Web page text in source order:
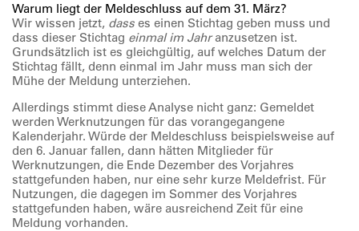
Warum liegt der Meldeschluss auf dem 31. März?
Wir wissen jetzt, dass es einen Stichtag geben muss und
dass dieser Stichtag einmal im Jahranzusetzen ist.
Grundsätzlich ist es gleichgültig, auf welches Datum der
Stichtag fällt, denn einmal im Jahr muss man sich der
Mühe der Meldung unterziehen.
Allerdings stimmt diese Analyse nicht ganz: Gemeldet
werden Werknutzungen für das vorangegangene
Kalenderjahr. Würde der Meldeschluss beispielsweise auf
den 6. Januar fallen, dann hätten Mitglieder für
Werknutzungen, die Ende Dezember des Vorjahres
stattgefunden haben, nur eine sehr kurze Meldefrist. Für
Nutzungen, die dagegen im Sommer des Vorjahres
stattgefunden haben, wäre ausreichend Zeit für eine
Meldung vorhanden.